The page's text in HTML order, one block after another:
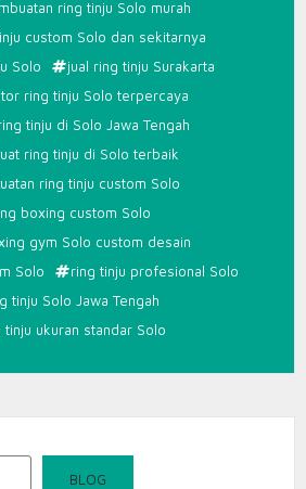
ring tinju Solo murah
custom Solo dan sekitarnya
Solo
jual ring tinju Surakarta
ring tinju Solo terpercaya
tinju di Solo Jawa Tengah
ring tinju di Solo terbaik
ring tinju custom Solo
boxing custom Solo
gym Solo custom desain
Solo
ring tinju profesional Solo
tinju Solo Jawa Tengah
tinju ukuran standar Solo
BLOG